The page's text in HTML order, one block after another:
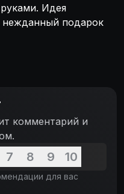
Идея
нежданный подарок
комментарий и
7 8 9 10
для вас